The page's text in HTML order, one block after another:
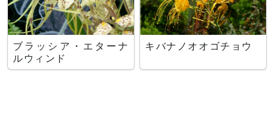
ブラッシア・エターナ
ルウィンド
キバナノオオゴチョウ